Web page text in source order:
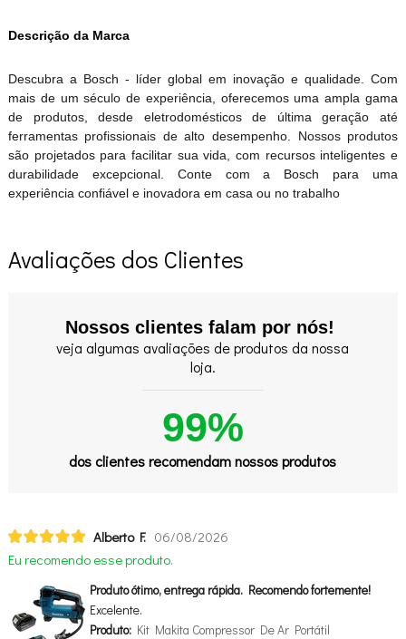
Descrição da Marca
Descubra a Bosch - líder global em inovação e qualidade. Com
mais de um século de experiência, oferecemos uma ampla gama
de produtos, desde eletrodomésticos de última geração até
ferramentas profissionais de alto desempenho. Nossos produtos
são projetados para facilitar sua vida, com recursos inteligentes e
durabilidade excepcional. Conte com a Bosch para uma
experiência confiável e inovadora em casa ou no trabalho
Avaliações dos Clientes
Nossos clientes falam por nós!
veja algumas avaliações de produtos da nossa
loja.
99%
dos clientes recomendam nossos produtos
Alberto F. 06/08/2026
Eu recomendo esse produto.
Produto ótimo, entrega rápida. Recomendo fortemente!
Excelente.
Produto:Kit Makita Compressor De Ar Portátil